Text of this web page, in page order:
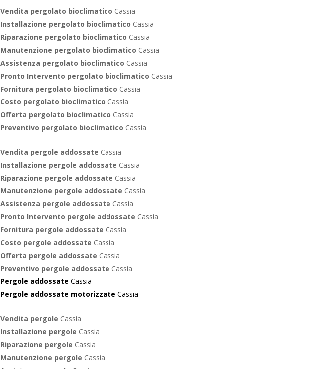
Vendita pergolato bioclimatico Cassia
Installazione pergolato bioclimatico Cassia
Riparazione pergolato bioclimatico Cassia
Manutenzione pergolato bioclimatico Cassia
Assistenza pergolato bioclimatico Cassia
Pronto Intervento pergolato bioclimatico Cassia
Fornitura pergolato bioclimatico Cassia
Costo pergolato bioclimatico Cassia
Offerta pergolato bioclimatico Cassia
Preventivo pergolato bioclimatico Cassia
Vendita pergole addossate Cassia
Installazione pergole addossate Cassia
Riparazione pergole addossate Cassia
Manutenzione pergole addossate Cassia
Assistenza pergole addossate Cassia
Pronto Intervento pergole addossate Cassia
Fornitura pergole addossate Cassia
Costo pergole addossate Cassia
Offerta pergole addossate Cassia
Preventivo pergole addossate Cassia
Pergole addossate Cassia
Pergole addossate motorizzate Cassia
Vendita pergole Cassia
Installazione pergole Cassia
Riparazione pergole Cassia
Manutenzione pergole Cassia